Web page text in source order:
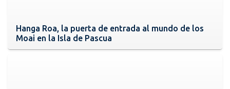
Hanga Roa, la puerta de entrada al mundo de los
Moai en la Isla de Pascua